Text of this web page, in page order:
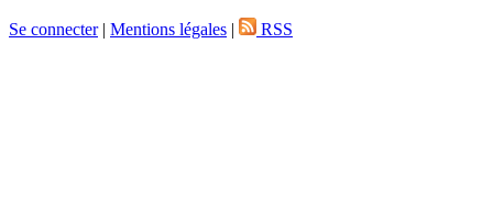
Se connecter| Mentions légales | RSS